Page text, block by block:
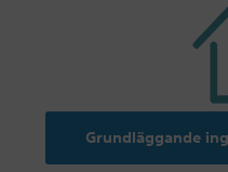
Grundläggande